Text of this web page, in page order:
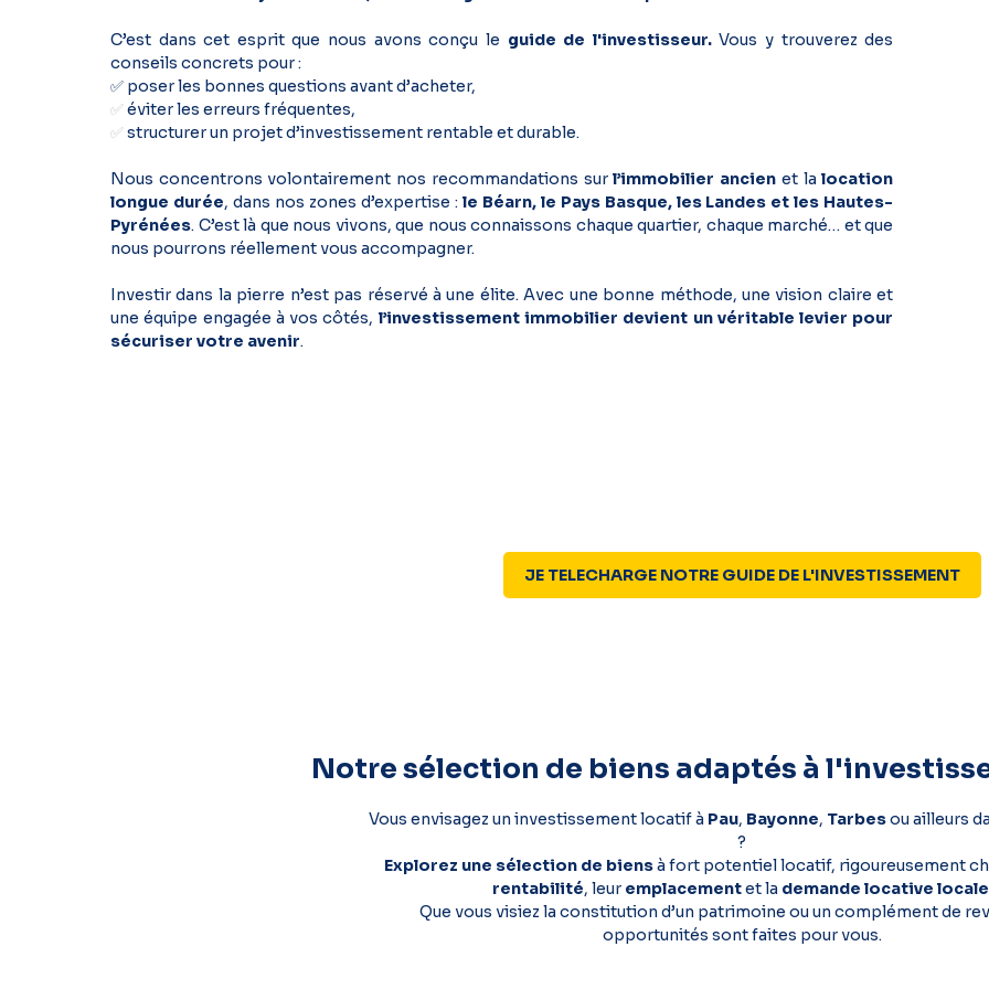
C’est dans cet esprit que nous avons conçu le guide de l'investisseur.Vous y trouverez des
conseils concrets pour :
✅ poser les bonnes questions avant d’acheter,
✅ éviter les erreurs fréquentes,
✅ structurer un projet d’investissement rentable et durable.
Nous concentrons volontairement nos recommandations surl’immobilier ancien et lalocation
longue durée, dans nos zones d’expertise : le Béarn, le Pays Basque, les Landes et les Hautes-
Pyrénées. C’est là que nous vivons, que nous connaissons chaque quartier, chaque marché… et que
nous pourrons réellement vous accompagner.
Investir dans la pierre n’est pas réservé à une élite. Avec une bonne méthode, une vision claire et
une équipe engagée à vos côtés, l’investissement immobilier devient un véritable levier pour
sécuriser votre avenir.
JE TELECHARGE NOTRE GUIDE DE L'INVESTISSEMENT
Notre sélection de biens adaptés à
Vous envisagez un investissement locatif à Pau, Bayonne, Tarbesou ailleurs
?
Explorez une sélection de biensà fort potentiel locatif, rigoureusement
rentabilité, leur emplacementet la demande locative locale
Que vous visiez la constitution d’un patrimoine ou un complément de
opportunités sont faites pour vous.